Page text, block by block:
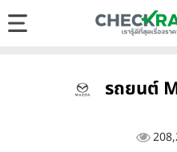
รถยนต์